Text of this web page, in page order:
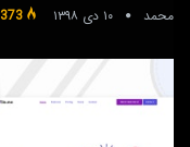
محمد ۱۰ دی ۱۳۹۸ 373